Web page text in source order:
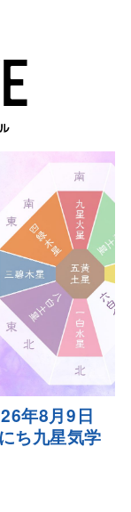
年8月9日
ち九星気学